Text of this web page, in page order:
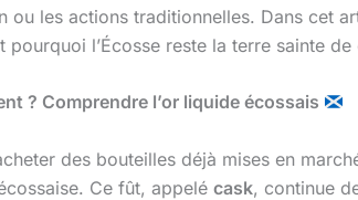
ou les actions traditionnelles. Dans cet
pourquoi l’Écosse reste la terre sainte de
? Comprendre l’or liquide écossais
des bouteilles déjà mises en
Ce fût, appelé cask, continue